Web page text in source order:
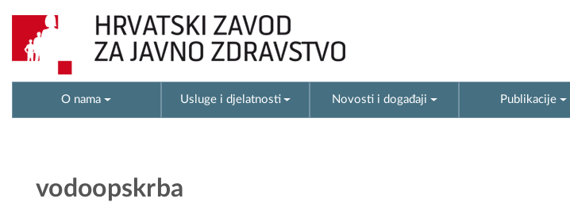
O nama Usluge i djelatnosti Novosti i događaji Publikacije
vodoopskrba